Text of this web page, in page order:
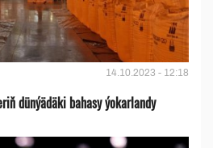
14.10.2023 - 12:18
dünýädäki bahasy ýokarlandy